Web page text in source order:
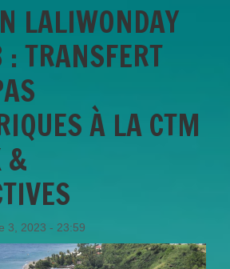
LALIWONDAY
TRANSFERT
À LA CTM
&
3, 2023 - 23:59